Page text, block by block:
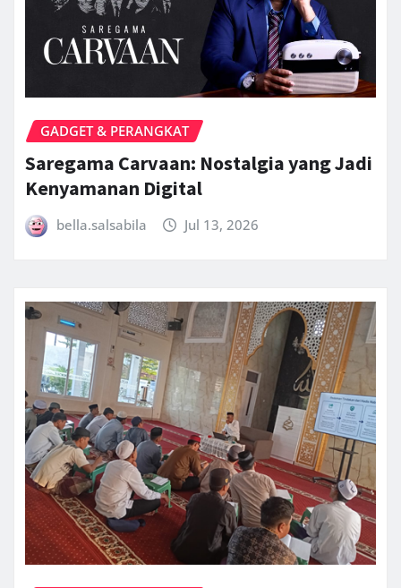
GADGET & PERANGKAT
Saregama Carvaan: Nostalgia yang Jadi
Kenyamanan Digital
bella.salsabila Jul 13, 2026